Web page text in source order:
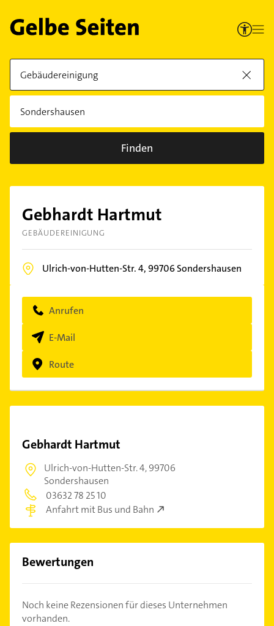
Finden
Gebhardt Hartmut
GEBÄUDEREINIGUNG
Ulrich-von-Hutten-Str. 4,99706Sondershausen
Anrufen
E-Mail
Route
Gebhardt Hartmut
Ulrich-von-Hutten-Str. 4,99706
Sondershausen
03632 78 25 10
Anfahrt mit Bus und Bahn
Bewertungen
Noch keine Rezensionen für dieses Unternehmen
vorhanden.